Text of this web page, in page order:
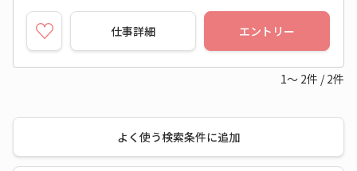
仕事詳細 エントリー
1～ 2件 / 2件
よく使う検索条件に追加